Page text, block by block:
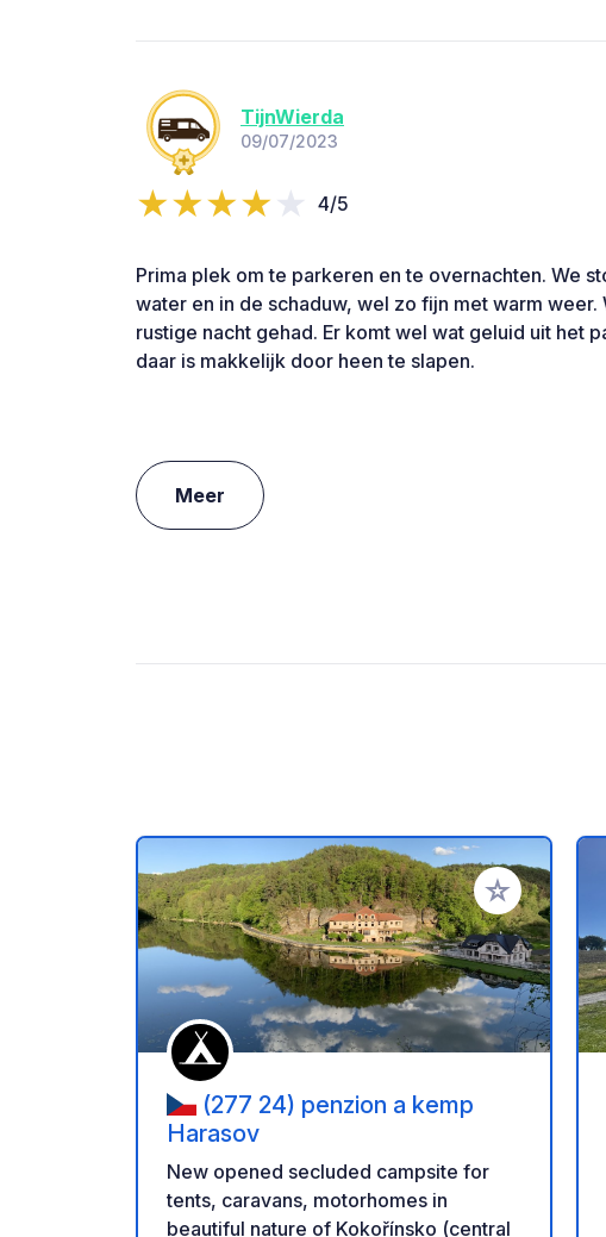
TijnWierda
09/07/2023
4/5
Prima plek om te parkeren en te overnachten. We
water en in de schaduw, wel zo fijn met warm weer.
rustige nacht gehad. Er komt wel wat geluid uit het
daar is makkelijk door heen te slapen.
Meer
Voeg toe aan
(277 24) penzion a kemp
Harasov
New opened secluded campsite for
tents, caravans, motorhomes in
beautiful nature of Kokořínsko (central